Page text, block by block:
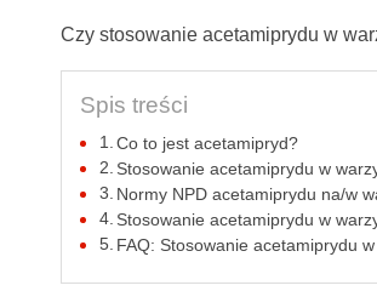
Czy stosowanie acetamiprydu w
Spis treści
Co to jest acetamipryd?
Stosowanie acetamiprydu w
Normy NPD acetamiprydu na/w
Stosowanie acetamiprydu w
FAQ: Stosowanie acetamiprydu